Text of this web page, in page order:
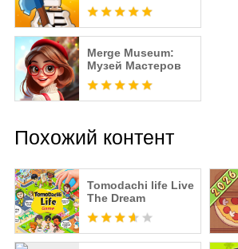
Merge Museum:
Музей Мастеров
Похожий контент
Tomodachi life Live
The Dream